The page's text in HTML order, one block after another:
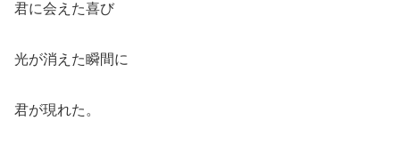
君に会えた喜び
光が消えた瞬間に
君が現れた。